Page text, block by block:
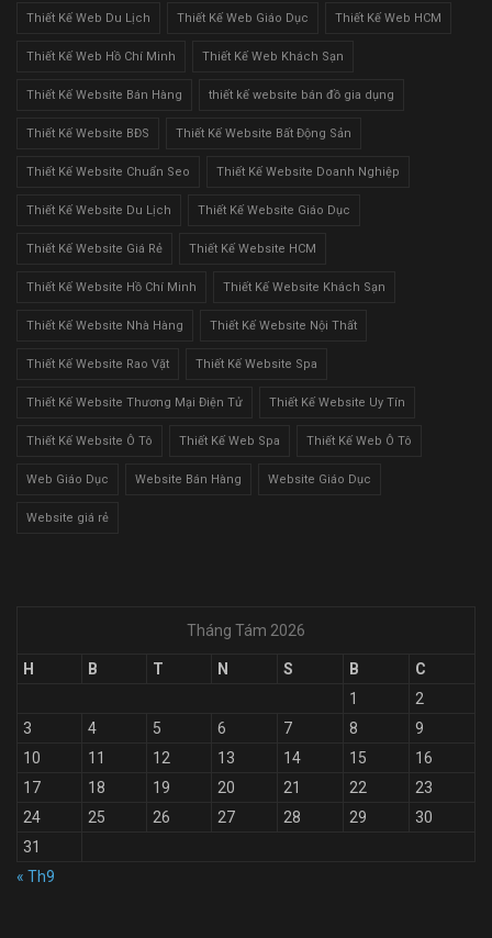
Thiết Kế Web Du Lịch Thiết Kế Web Giáo Dục Thiết Kế Web HCM
Thiết Kế Web Hồ Chí Minh Thiết Kế Web Khách Sạn
Thiết Kế Website Bán Hàng thiết kế website bán đồ gia dụng
Thiết Kế Website BĐS Thiết Kế Website Bất Động Sản
Thiết Kế Website Chuẩn Seo Thiết Kế Website Doanh Nghiệp
Thiết Kế Website Du Lịch Thiết Kế Website Giáo Dục
Thiết Kế Website Giá Rẻ Thiết Kế Website HCM
Thiết Kế Website Hồ Chí Minh Thiết Kế Website Khách Sạn
Thiết Kế Website Nhà Hàng Thiết Kế Website Nội Thất
Thiết Kế Website Rao Vặt Thiết Kế Website Spa
Thiết Kế Website Thương Mại Điện Tử Thiết Kế Website Uy Tín
Thiết Kế Website Ô Tô Thiết Kế Web Spa Thiết Kế Web Ô Tô
Web Giáo Dục Website Bán Hàng Website Giáo Dục
Website giá rẻ
Tháng Tám 2026
H B T N S B
C
1
2
3
4 5 6 7 8
9
10
11 12 13 14 15
16
17
18 19 20 21 22
23
24
25 26 27 28 29
30
31
« Th9